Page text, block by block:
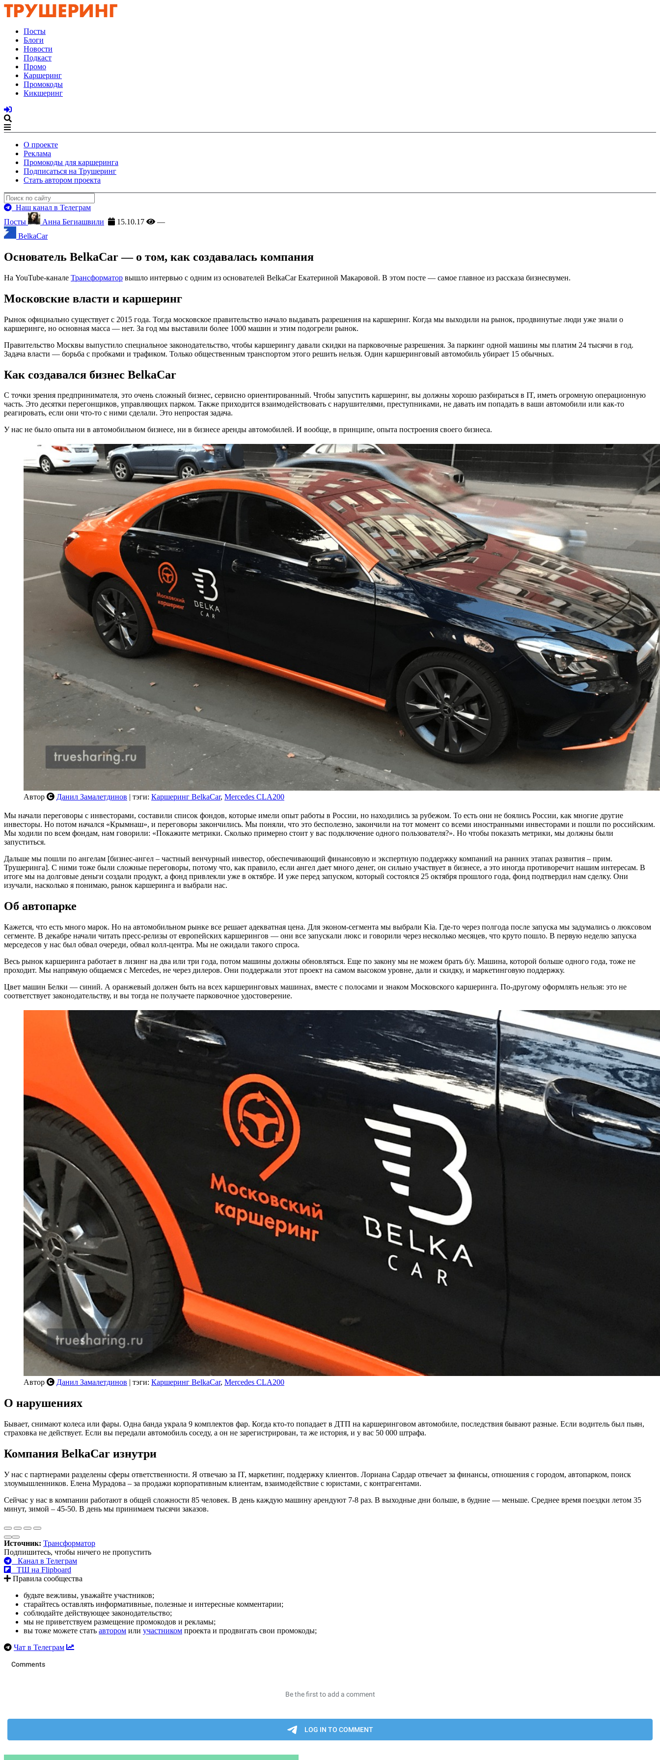
Посты
Блоги
Новости
Подкаст
Промо
Каршеринг
Промокоды
Кикшеринг
О проекте
Реклама
Промокоды для каршеринга
Подписаться на Трушеринг
Стать автором проекта
Наш канал в Телеграм
Посты
Анна Бегиашвили 15.10.17
—
BelkaCar
Основатель BelkaCar — о том, как создавалась компания
На YouTube-канале Трансформатор вышло интервью с одним из основателей BelkaCar Екатериной Макаровой. В этом посте — самое главное из рассказа бизнесвумен.
Московские власти и каршеринг
Рынок официально существует с 2015 года. Тогда московское правительство начало выдавать разрешения на каршеринг. Когда мы выходили на рынок, продвинутые люди уже знали о
каршеринге, но основная масса — нет. За год мы выставили более 1000 машин и этим подогрели рынок.
Правительство Москвы выпустило специальное законодательство, чтобы каршерингу давали скидки на парковочные разрешения. За паркинг одной машины мы платим 24 тысячи в год.
Задача власти — борьба с пробками и трафиком. Только общественным транспортом этого решить нельзя. Один каршеринговый автомобиль убирает 15 обычных.
Как создавался бизнес BelkaCar
С точки зрения предпринимателя, это очень сложный бизнес, сервисно ориентированный. Чтобы запустить каршеринг, вы должны хорошо разбираться в IT, иметь огромную операционную
часть. Это десятки перегонщиков, управляющих парком. Также приходится взаимодействовать с нарушителями, преступниками, не давать им попадать в ваши автомобили или как-то
реагировать, если они что-то с ними сделали. Это непростая задача.
У нас не было опыта ни в автомобильном бизнесе, ни в бизнесе аренды автомобилей. И вообще, в принципе, опыта построения своего бизнеса.
Автор Данил Замалетдинов | тэги: Каршеринг BelkaCar, Mercedes CLA200
Мы начали переговоры с инвесторами, составили список фондов, которые имели опыт работы в России, но находились за рубежом. То есть они не боялись России, как многие другие
инвесторы. Но потом начался «Крымнаш», и переговоры закончились. Мы поняли, что это бесполезно, закончили на тот момент со всеми иностранными инвесторами и пошли по российским.
Мы ходили по всем фондам, нам говорили: «Покажите метрики. Сколько примерно стоит у вас подключение одного пользователя?». Но чтобы показать метрики, мы должны были
запуститься.
Дальше мы пошли по ангелам [бизнес-ангел – частный венчурный инвестор, обеспечивающий финансовую и экспертную поддержку компаний на ранних этапах развития – прим.
Трушеринга]. С ними тоже были сложные переговоры, потому что, как правило, если ангел дает много денег, он сильно участвует в бизнесе, а это иногда противоречит нашим интересам. В
итоге мы на долговые деньги создали продукт, а фонд привлекли уже в октябре. И уже перед запуском, который состоялся 25 октября прошлого года, фонд подтвердил нам сделку. Они
изучали, насколько я понимаю, рынок каршеринга и выбрали нас.
Об автопарке
Кажется, что есть много марок. Но на автомобильном рынке все решает адекватная цена. Для эконом-сегмента мы выбрали Kia. Где-то через полгода после запуска мы задумались о люксовом
сегменте. В декабре начали читать пресс-релизы от европейских каршерингов — они все запускали люкс и говорили через несколько месяцев, что круто пошло. В первую неделю запуска
мерседесов у нас был обвал очереди, обвал колл-центра. Мы не ожидали такого спроса.
Весь рынок каршеринга работает в лизинг на два или три года, потом машины должны обновляться. Еще по закону мы не можем брать б/у. Машина, которой больше одного года, тоже не
проходит. Мы напрямую общаемся с Mercedes, не через дилеров. Они поддержали этот проект на самом высоком уровне, дали и скидку, и маркетинговую поддержку.
Цвет машин Белки — синий. А оранжевый должен быть на всех каршеринговых машинах, вместе с полосами и знаком Московского каршеринга. По-другому оформлять нельзя: это не
соответствует законодательству, и вы тогда не получаете парковочное удостоверение.
Автор Данил Замалетдинов | тэги: Каршеринг BelkaCar, Mercedes CLA200
О нарушениях
Бывает, снимают колеса или фары. Одна банда украла 9 комплектов фар. Когда кто-то попадает в ДТП на каршеринговом автомобиле, последствия бывают разные. Если водитель был пьян,
страховка не действует. Если вы передали автомобиль соседу, а он не зарегистрирован, та же история, и у вас 50 000 штрафа.
Компания BelkaCar изнутри
У нас с партнерами разделены сферы ответственности. Я отвечаю за IT, маркетинг, поддержку клиентов. Лориана Сардар отвечает за финансы, отношения с городом, автопарком, поиск
злоумышленников. Елена Мурадова – за продажи корпоративным клиентам, взаимодействие с юристами, с контрагентами.
Сейчас у нас в компании работают в общей сложности 85 человек. В день каждую машину арендуют 7-8 раз. В выходные дни больше, в будние — меньше. Среднее время поездки летом 35
минут, зимой – 45-50. В день мы принимаем тысячи заказов.
Источник: Трансформатор
Подпишитесь, чтобы ничего не пропустить
Канал в Телеграм
ТШ на Flipboard
Правила сообщества
будьте вежливы, уважайте участников;
старайтесь оставлять информативные, полезные и интересные комментарии;
соблюдайте действующее законодательство;
мы не приветствуем размещение промокодов и рекламы;
вы тоже можете стать автором или участником проекта и продвигать свои промокоды;
Чат в Телеграм